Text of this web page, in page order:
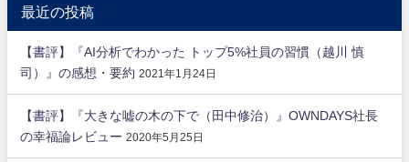
最近の投稿
【書評】『AI分析でわかった トップ5%社員の習慣（越川 慎
司）』の感想・要約 2021年1月24日
【書評】『大きな嘘の木の下で（田中修治）』OWNDAYS社長
の幸福論レビュー 2020年5月25日